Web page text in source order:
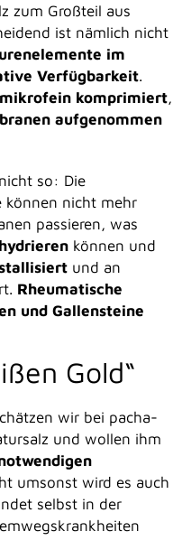
zum Großteil aus
ist nämlich nicht
im
Verfügbarkeit.
mikrofein komprimiert,
aufgenommen
so: Die
können nicht mehr
passieren, was
können und
und an
Rheumatische
und Gallensteine
Gold“
wir bei pacha-
und wollen ihm
umsonst wird es auch
selbst in der